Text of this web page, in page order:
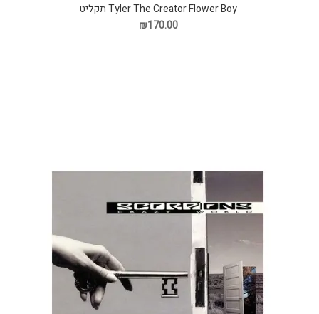
Tyler The Creator Flower Boy תקליט
₪170.00